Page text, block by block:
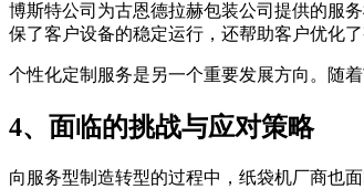
博斯特公司为古恩德拉赫包装公司提供的服
保了客户设备的稳定运行，还帮助客户优化了
个性化定制服务是另一个重要发展方向。随
4、面临的挑战与应对策略
向服务型制造转型的过程中，纸袋机厂商也面